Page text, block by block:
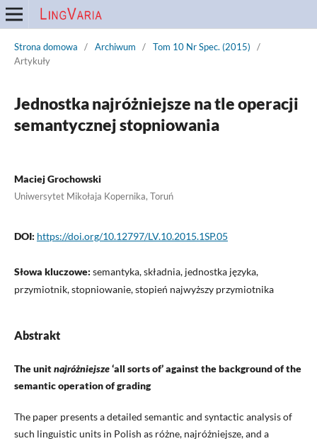
Strona domowa / Archiwum / Tom 10 Nr Spec. (2015)
/
Artykuły
Jednostka najróżniejsze na tle operacji
semantycznej stopniowania
Maciej Grochowski
Uniwersytet Mikołaja Kopernika, Toruń
DOI: https://doi.org/10.12797/LV.10.2015.1SP.05
Słowa kluczowe: semantyka, składnia, jednostka języka,
przymiotnik, stopniowanie, stopień najwyższy przymiotnika
Abstrakt
The unitnajróżniejsze‘all sorts of’ against the background of the
semantic operation of grading
The paper presents a detailed semantic and syntactic analysis of
such linguistic units in Polish as różne, najróżniejsze, and a